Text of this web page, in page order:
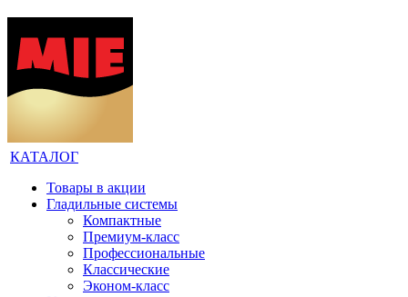
КАТАЛОГ
Товары в акции
Гладильные системы
Компактные
Премиум-класс
Профессиональные
Классические
Эконом-класс